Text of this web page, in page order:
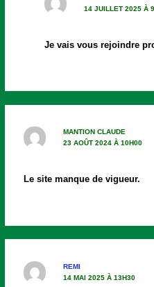
14 JUILLET 2025 À
Je vais vous rejoindre
MANTION CLAUDE
23 AOÛT 2024 À 10H00
Le site manque de vigueur.
REMI
14 MAI 2025 À 13H30